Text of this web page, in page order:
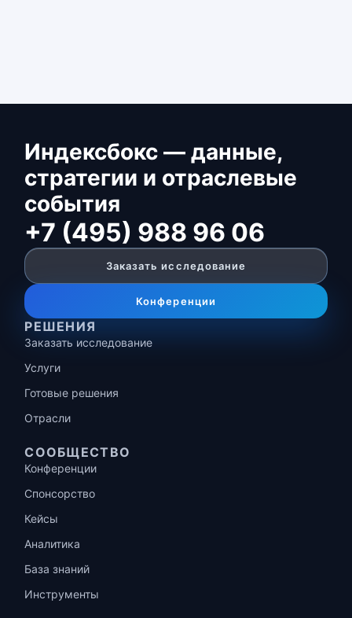
Индексбокс — данные,
стратегии и отраслевые
события
+7 (495) 988 96 06
Заказать исследование
Конференции
РЕШЕНИЯ
Заказать исследование
Услуги
Готовые решения
Отрасли
СООБЩЕСТВО
Конференции
Спонсорство
Кейсы
Аналитика
База знаний
Инструменты